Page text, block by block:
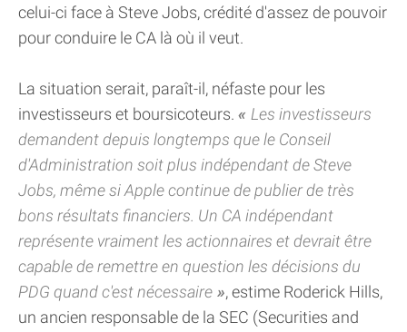
celui-ci face à Steve Jobs, crédité d'assez de pouvoir
pour conduire le CA là où il veut.
La situation serait, paraît-il, néfaste pour les
investisseurs et boursicoteurs.
Les investisseurs
demandent depuis longtemps que le Conseil
d'Administration soit plus indépendant de Steve
Jobs, même si Apple continue de publier de très
bons résultats financiers. Un CA indépendant
représente vraiment les actionnaires et devrait être
capable de remettre en question les décisions du
PDG quand c'est nécessaire
, estime Roderick Hills,
un ancien responsable de la SEC (Securities and